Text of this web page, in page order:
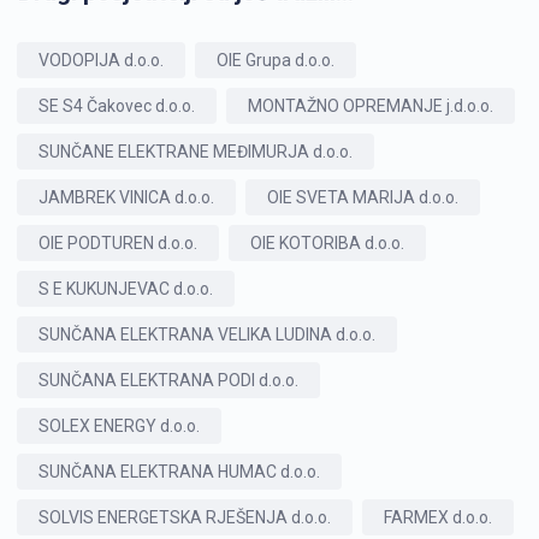
VODOPIJA d.o.o. OIE Grupa d.o.o.
SE S4 Čakovec d.o.o. MONTAŽNO OPREMANJE j.d.o.o.
SUNČANE ELEKTRANE MEĐIMURJA d.o.o.
JAMBREK VINICA d.o.o. OIE SVETA MARIJA d.o.o.
OIE PODTUREN d.o.o. OIE KOTORIBA d.o.o.
S E KUKUNJEVAC d.o.o.
SUNČANA ELEKTRANA VELIKA LUDINA d.o.o.
SUNČANA ELEKTRANA PODI d.o.o.
SOLEX ENERGY d.o.o.
SUNČANA ELEKTRANA HUMAC d.o.o.
SOLVIS ENERGETSKA RJEŠENJA d.o.o. FARMEX d.o.o.